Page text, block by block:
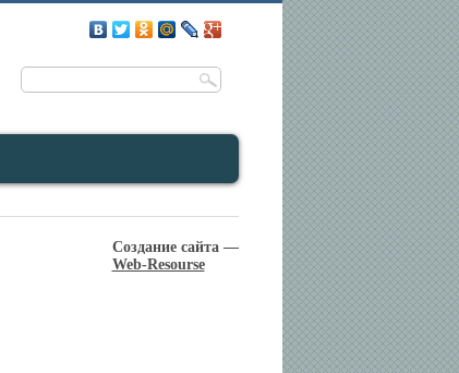
Создание сайта —
Web-Resourse